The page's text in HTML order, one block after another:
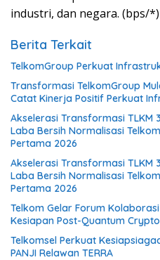
industri, dan negara. (bps/*)
Berita Terkait
TelkomGroup Perkuat
Transformasi TelkomGroup
Catat Kinerja Positif Perkuat
Akselerasi Transformasi TLKM
Laba Bersih Normalisasi
Pertama 2026
Akselerasi Transformasi TLKM
Laba Bersih Normalisasi
Pertama 2026
Telkom Gelar Forum
Kesiapan Post-Quantum
Telkomsel Perkuat
PANJI Relawan TERRA